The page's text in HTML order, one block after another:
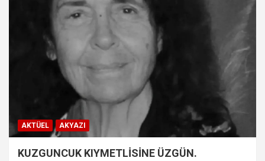
AKTÜEL AKYAZI
KUZGUNCUK KIYMETLİSİNE ÜZGÜN.